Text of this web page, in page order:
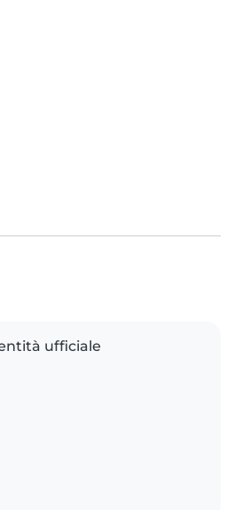
ufficiale